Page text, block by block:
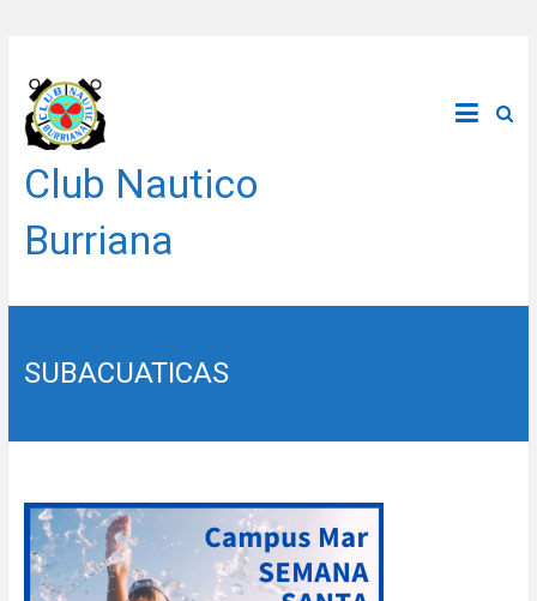
contenido
Club Nautico
Burriana
SUBACUATICAS